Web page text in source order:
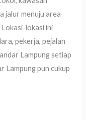
jalur menuju area
lokasi ini
pekerja, pejalan
Lampung setiap
Lampung pun cukup